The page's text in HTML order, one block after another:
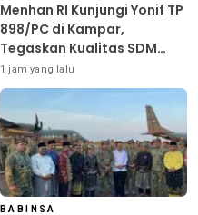
Menhan RI Kunjungi Yonif TP
898/PC di Kampar,
Tegaskan Kualitas SDM
Kunci Kekuatan TNI
1 jam yang lalu
BABINSA